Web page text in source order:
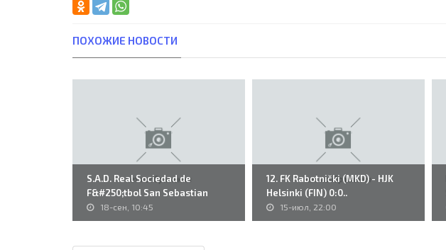
ПОХОЖИЕ НОВОСТИ
S.A.D. Real Sociedad de
F&#250;tbol San Sebastian
(ESP) -..
18-сен, 10:45
12. FK Rabotnički (MKD) - HJK
Helsinki (FIN) 0:0..
15-июл, 22:00